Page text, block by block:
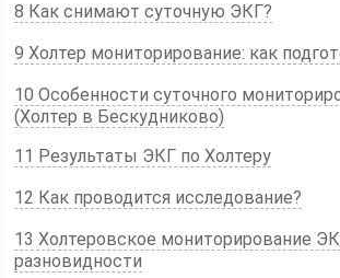
8 Как снимают суточную ЭКГ?
9 Холтер мониторирование: как
10 Особенности суточного
(Холтер в Бескудниково)
11 Результаты ЭКГ по Холтеру
12 Как проводится исследование?
13 Холтеровское мониторирование
разновидности